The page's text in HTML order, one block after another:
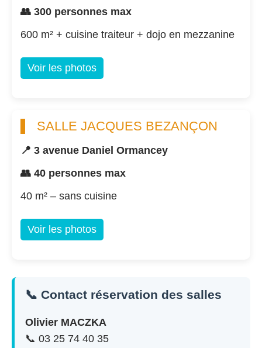
👥 300 personnes max
600 m² + cuisine traiteur + dojo en mezzanine
Voir les photos
SALLE JACQUES BEZANÇON
📍 3 avenue Daniel Ormancey
👥 40 personnes max
40 m² – sans cuisine
Voir les photos
📞 Contact réservation des salles
Olivier MACZKA
📞 03 25 74 40 35